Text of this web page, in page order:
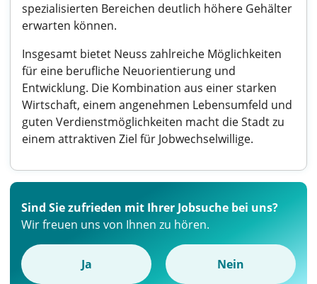
spezialisierten Bereichen deutlich höhere Gehälter
erwarten können.
Insgesamt bietet Neuss zahlreiche Möglichkeiten
für eine berufliche Neuorientierung und
Entwicklung. Die Kombination aus einer starken
Wirtschaft, einem angenehmen Lebensumfeld und
guten Verdienstmöglichkeiten macht die Stadt zu
einem attraktiven Ziel für Jobwechselwillige.
Sind Sie zufrieden mit Ihrer Jobsuche bei uns?
Wir freuen uns von Ihnen zu hören.
Ja Nein